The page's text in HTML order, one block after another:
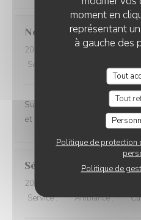
moment en
représentant
à gauche des
Tout
Tout
Politique de protection
Politique de
Noemie P
2026-08-05
- 21:15 - Couverts 2
Service
Superbe expérience chez
et le cadre magnifique.
Sébastien C
2026-07-31
Service:5/5 Ambiance:5/5